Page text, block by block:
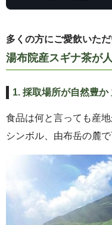
多くの方にご愛飲いた
湯布院産スギナ茶が
1. 採取場所が自然豊か
食品は何と言っても産
シンボル、由布岳の麓